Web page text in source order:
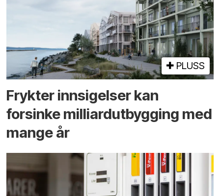
PLUSS
Frykter innsigelser kan
forsinke milliard­utbygging med
mange år